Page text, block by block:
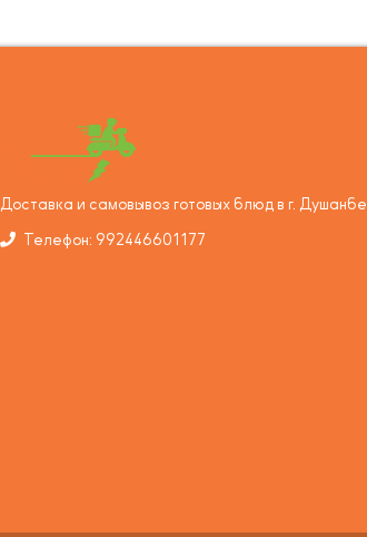
Доставка и самовывоз готовых блюд в г. Душанбе
Телефон: 992446601177